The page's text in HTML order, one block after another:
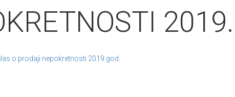
o prodaji nepokretnosti 2019.god.